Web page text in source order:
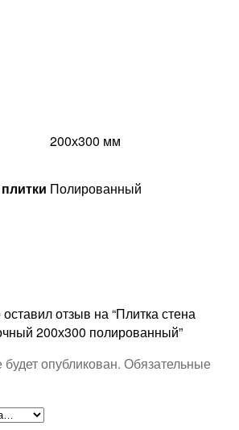
200х300 мм
Полированный
отзыв на “Плитка стена
200х300 полированный”
опубликован. Обязательные